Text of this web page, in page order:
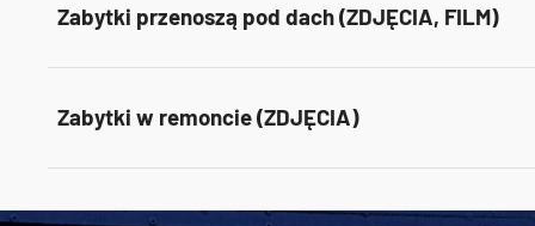
Zabytki przenoszą pod dach (ZDJĘCIA, FILM)
Zabytki w remoncie (ZDJĘCIA)